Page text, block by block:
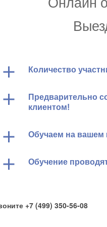
Количество
Предварительно
клиентом!
Обучаем на вашем
Обучение
+7 (499) 350-56-08